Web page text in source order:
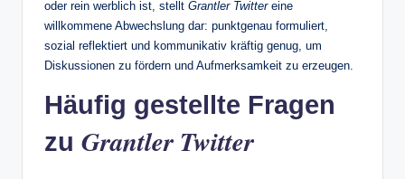
oder rein werblich ist, stellt Grantler Twittereine
willkommene Abwechslung dar: punktgenau formuliert,
sozial reflektiert und kommunikativ kräftig genug, um
Diskussionen zu fördern und Aufmerksamkeit zu erzeugen.
Häufig gestellte Fragen
zu Grantler Twitter